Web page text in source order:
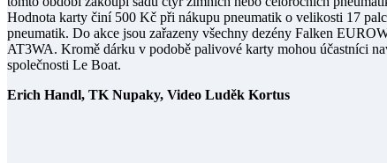
Hodnota karty činí 500 Kč při nákupu pneumatik o velikosti 17
pneumatik. Do akce jsou zařazeny všechny dezény Falken
AT3WA. Kromě dárku v podobě palivové karty mohou účastníci
společnosti Le Boat.
Erich Handl, TK Nupaky, Video Luděk Kortus